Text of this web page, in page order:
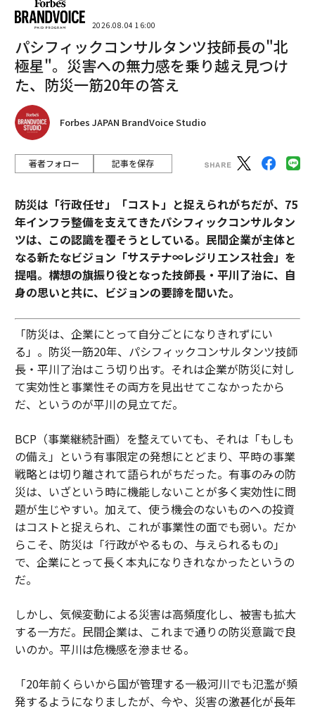
2026.08.04 16:00
パシフィックコンサルタンツ技師長の"北
極星"。災害への無力感を乗り越え見つけ
た、防災一筋20年の答え
Forbes JAPAN BrandVoice Studio
著者フォロー 記事を保存
防災は「行政任せ」「コスト」と捉えられがちだが、75
年インフラ整備を支えてきたパシフィックコンサルタン
ツは、この認識を覆そうとしている。民間企業が主体と
なる新たなビジョン「サステナ∞レジリエンス社会」を
提唱。構想の旗振り役となった技師長・平川了治に、自
身の思いと共に、ビジョンの要諦を聞いた。
「防災は、企業にとって自分ごとになりきれずにい
る」。防災一筋20年、パシフィックコンサルタンツ技師
長・平川了治はこう切り出す。それは企業が防災に対し
て実効性と事業性その両方を見出せてこなかったから
だ、というのが平川の見立てだ。
BCP（事業継続計画）を整えていても、それは「もしも
の備え」という有事限定の発想にとどまり、平時の事業
戦略とは切り離されて語られがちだった。有事のみの防
災は、いざという時に機能しないことが多く実効性に問
題が生じやすい。加えて、使う機会のないものへの投資
はコストと捉えられ、これが事業性の面でも弱い。だか
らこそ、防災は「行政がやるもの、与えられるもの」
で、企業にとって長く本丸になりきれなかったというの
だ。
しかし、気候変動による災害は高頻度化し、被害も拡大
する一方だ。民間企業は、これまで通りの防災意識で良
いのか。平川は危機感を滲ませる。
「20年前くらいから国が管理する一級河川でも氾濫が頻
発するようになりましたが、今や、災害の激甚化が長年